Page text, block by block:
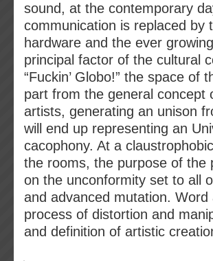
sound, at the contemporary
communication is replaced by
hardware and the ever
principal factor of the cultural
“Fuckin’ Globo!” the space of
part from the general concept
artists, generating an unison
will end up representing an
cacophony. At a
the rooms, the purpose of the
on the unconformity set to all
and advanced mutation.
process of distortion and
and definition of artistic